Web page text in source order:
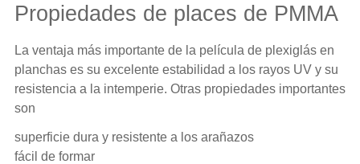
Propiedades de places de PMMA
La ventaja más importante de la película de plexiglás en
planchas es su excelente estabilidad a los rayos UV y su
resistencia a la intemperie. Otras propiedades importantes
son
superficie dura y resistente a los arañazos
fácil de formar